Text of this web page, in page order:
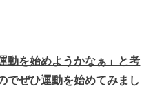
動を始めようかなぁ」と考
でぜひ運動を始めてみまし